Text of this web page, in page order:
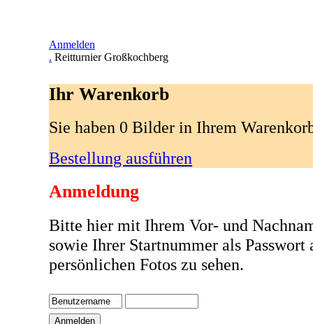
Anmelden
. Reitturnier Großkochberg
Ihr Warenkorb
Sie haben 0 Bilder in Ihrem
Bestellung ausführen
Anmeldung
Bitte hier mit Ihrem Vor- und
sowie Ihrer Startnummer als Passwort
persönlichen Fotos zu sehen.